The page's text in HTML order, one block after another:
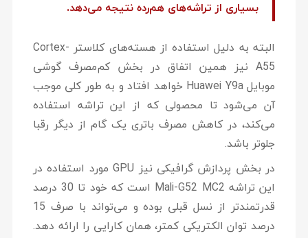
بسیاری از تراشه‌های هم‌رده نتیجه می‌دهد.
البته به دلیل استفاده از هسته‌های کلاستر Cortex-
A55 نیز همین اتفاق در بخش کم‌مصرف گوشی
موبایل Huawei Y9a خواهد افتاد و به طور کلی موجب
آن می‌شود تا محصولی که از این تراشه استفاده
می‌کند، در کاهش مصرف باتری یک گام از دیگر رقبا
جلوتر باشد.
در بخش پردازش گرافیکی نیز GPU مورد استفاده در
این تراشه Mali-G52 MC2 است که خود تا 30 درصد
قدرتمندتر از نسل قبلی بوده و می‌تواند با صرف 15
درصد توان الکتریکی کمتر، همان کارایی را ارائه دهد.